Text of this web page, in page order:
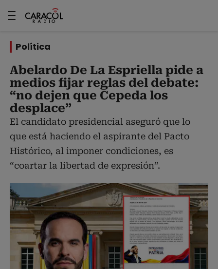
Política
Abelardo De La Espriella pide a
medios fijar reglas del debate:
“no dejen que Cepeda los
desplace”
El candidato presidencial aseguró que lo
que está haciendo el aspirante del Pacto
Histórico, al imponer condiciones, es
“coartar la libertad de expresión”.